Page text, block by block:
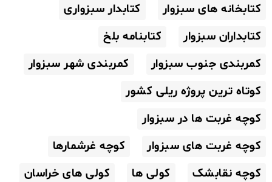
کتابخانه های سبزوار
کتابدار سبزواری
کتابداران سبزوار
کتابنامه بلخ
کمربندی جنوب سبزوار
کمربندی شهر سبزوار
کوتاه ترین پروژه ریلی کشور
کوچه غربت ها در سبزوار
کوچه غربت های سبزوار
کوچه غرشمارها
کوچه نقابشک
کولی ها
کولی های خراسان